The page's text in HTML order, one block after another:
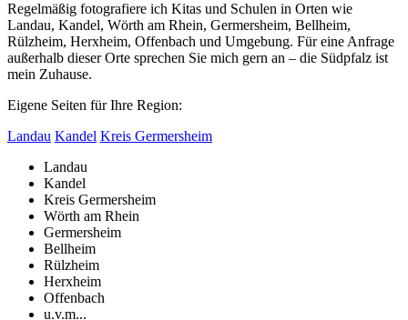
Regelmäßig fotografiere ich Kitas und Schulen in Orten wie
Landau, Kandel, Wörth am Rhein, Germersheim, Bellheim,
Rülzheim, Herxheim, Offenbach und Umgebung. Für eine Anfrage
außerhalb dieser Orte sprechen Sie mich gern an – die Südpfalz ist
mein Zuhause.
Eigene Seiten für Ihre Region:
Landau Kandel Kreis Germersheim
Landau
Kandel
Kreis Germersheim
Wörth am Rhein
Germersheim
Bellheim
Rülzheim
Herxheim
Offenbach
u.v.m...